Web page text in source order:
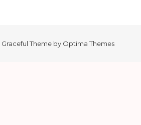
Graceful Theme by Optima Themes